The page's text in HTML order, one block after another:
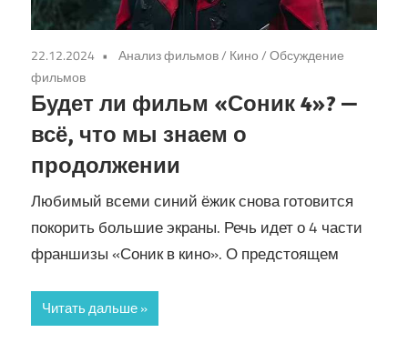
22.12.2024 Анализ фильмов/ Кино/Обсуждение
фильмов
Будет ли фильм «Соник 4»? —
всё, что мы знаем о
продолжении
Любимый всеми синий ёжик снова готовится
покорить большие экраны. Речь идет о 4 части
франшизы «Соник в кино». О предстоящем
Читать дальше